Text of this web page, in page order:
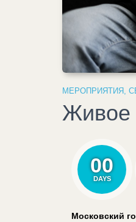
МЕРОПРИЯТИЯ
Живое
00
DAYS
Московский